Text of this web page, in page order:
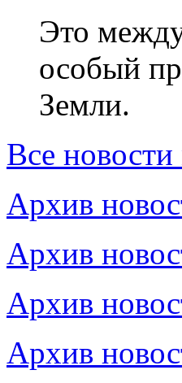
Это
особый
Земли.
Все новости
Архив
Архив
Архив
Архив